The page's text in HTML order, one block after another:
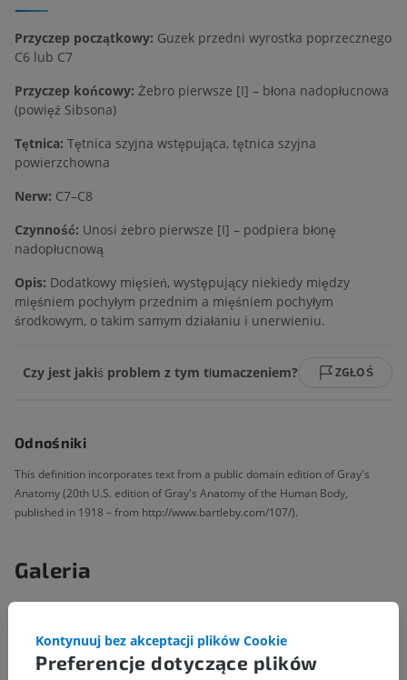
Przyczep początkowy: Guzek przedni wyrostka poprzecznego
C6 lub C7
Przyczep końcowy: Żebro pierwsze [I] – błona nadopłucnowa
(powięź Sibsona)
Tętnica: Tętnica szyjna wstępująca, tętnica szyjna
powierzchowna
Nerw: C7–C8
Czynność: Unosi żebro pierwsze [I] – podpiera błonę
nadopłucnową
Opis: Dodatkowy mięsień, występujący niekiedy między
mięśniem pochyłym przednim a mięśniem pochyłym
środkowym, o takim samym działaniu i unerwieniu.
Czy jest jakiś problem z tym tłumaczeniem? ZGŁOŚ
Odnośniki
This definition incorporates text from a public domain edition of Gray's
Anatomy (20th U.S. edition of Gray's Anatomy of the Human Body,
published in 1918 – from http://www.bartleby.com/107/).
Galeria
Preferencje dotyczące plików
Kontynuuj bez akceptacji plików Cookie